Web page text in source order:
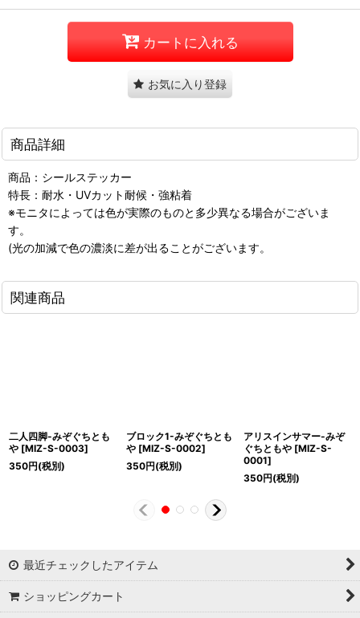
カートに入れる
お気に入り登録
商品詳細
商品：シールステッカー
特長：耐水・UVカット耐候・強粘着
※モニタによっては色が実際のものと多少異なる場合がございま
す。
(光の加減で色の濃淡に差が出ることがございます。
関連商品
二人四脚-みぞぐちとも
や [MIZ-S-0003]
350円(税別)
ブロック1-みぞぐちとも
や [MIZ-S-0002]
350円(税別)
アリスインサマー-みぞ
ぐちともや [MIZ-S-
0001]
350円(税別)
最近チェックしたアイテム
ショッピングカート